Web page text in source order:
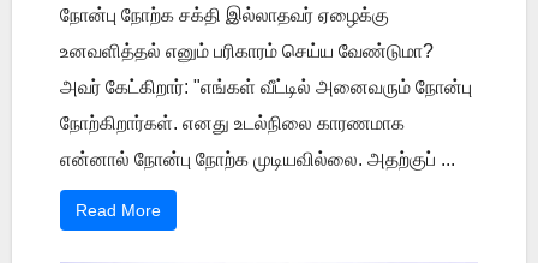
நோன்பு நோற்க சக்தி இல்லாதவர் ஏழைக்கு
உனவளித்தல் எனும் பரிகாரம் செய்ய வேண்டுமா?
அவர் கேட்கிறார்: "எங்கள் வீட்டில் அனைவரும் நோன்பு
நோற்கிறார்கள். எனது உடல்நிலை காரணமாக
என்னால் நோன்பு நோற்க முடியவில்லை. அதற்குப் ...
Read More